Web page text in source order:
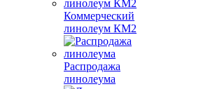
Коммерческий
линолеум КМ2
Распродажа
линолеума